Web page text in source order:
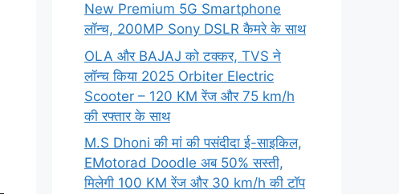
New Premium 5G Smartphone
लॉन्च, 200MP Sony DSLR कैमरे के साथ
OLA और BAJAJ को टक्कर, TVS ने
लॉन्च किया 2025 Orbiter Electric
Scooter – 120 KM रेंज और 75 km/h
की रफ्तार के साथ
M.S Dhoni की मां की पसंदीदा ई-साइकिल,
EMotorad Doodle अब 50% सस्ती,
मिलेगी 100 KM रेंज और 30 km/h की टॉप